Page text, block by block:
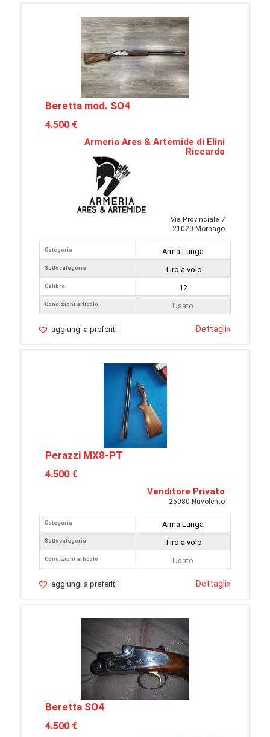
Beretta mod. SO4
4.500 €
Armeria Ares & Artemide di Elini
Riccardo
Via Provinciale 7
21020 Mornago
Categoria
Sottocategoria
Calibro
Condizioni articolo
Arma Lunga
Tiro a volo
12
Usato
aggiungi a preferiti Dettagli»
Perazzi MX8-PT
4.500 €
Venditore Privato
25080 Nuvolento
Categoria
Sottocategoria
Condizioni articolo
Arma Lunga
Tiro a volo
Usato
aggiungi a preferiti Dettagli»
Beretta SO4
4.500 €